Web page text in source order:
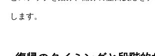
します。